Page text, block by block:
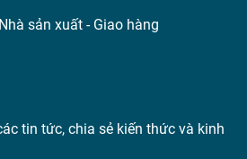
sản xuất - Giao hàng
tin tức, chia sẻ kiến thức và kinh